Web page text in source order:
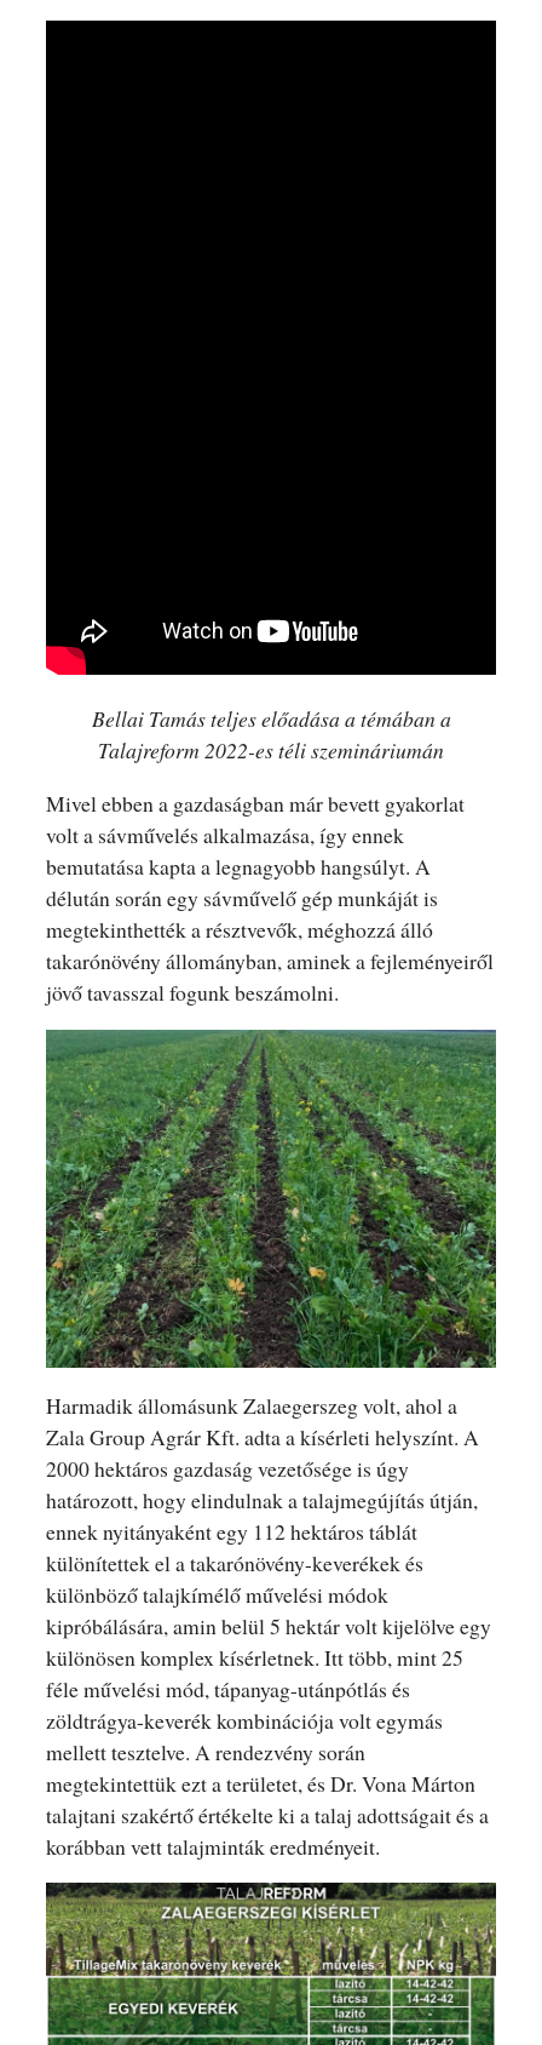
Bellai Tamás teljes előadása a témában a
Talajreform 2022-es téli szemináriumán
Mivel ebben a gazdaságban már bevett gyakorlat
volt a sávművelés alkalmazása, így ennek
bemutatása kapta a legnagyobb hangsúlyt. A
délután során egy sávművelő gép munkáját is
megtekinthették a résztvevők, méghozzá álló
takarónövény állományban, aminek a fejleményeiről
jövő tavasszal fogunk beszámolni.
Harmadik állomásunk Zalaegerszeg volt, ahol a
Zala Group Agrár Kft. adta a kísérleti helyszínt. A
2000 hektáros gazdaság vezetősége is úgy
határozott, hogy elindulnak a talajmegújítás útján,
ennek nyitányaként egy 112 hektáros táblát
különítettek el a takarónövény-keverékek és
különböző talajkímélő művelési módok
kipróbálására, amin belül 5 hektár volt kijelölve egy
különösen komplex kísérletnek. Itt több, mint 25
féle művelési mód, tápanyag-utánpótlás és
zöldtrágya-keverék kombinációja volt egymás
mellett tesztelve. A rendezvény során
megtekintettük ezt a területet, és Dr. Vona Márton
talajtani szakértő értékelte ki a talaj adottságait és a
korábban vett talajminták eredményeit.